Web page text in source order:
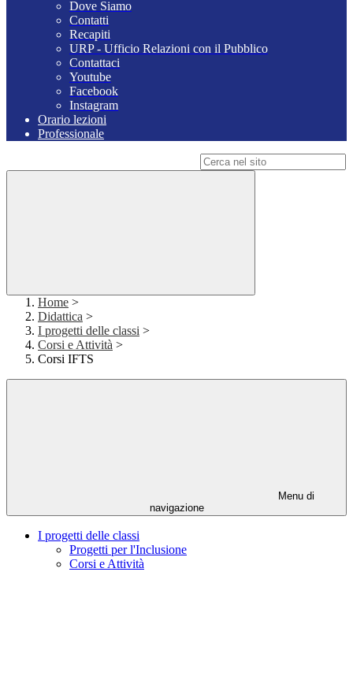
Dove Siamo
Contatti
Recapiti
URP - Ufficio Relazioni con il Pubblico
Contattaci
Youtube
Facebook
Instagram
Orario lezioni
Professionale
Home >
Didattica >
I progetti delle classi >
Corsi e Attività >
Corsi IFTS
Menu di
navigazione
I progetti delle classi
Progetti per l'Inclusione
Corsi e Attività